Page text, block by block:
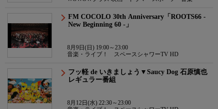
FM COCOLO 30th Anniversary「ROOTS66 -
New Beginning 60 -」
8月9日(日) 19:00～23:00
音楽・ライブ！ スペースシャワーTV HD
フッ軽 de いきましょう▼Saucy Dog 石原慎也
レギュラー番組
8月12日(水) 22:30～23:00